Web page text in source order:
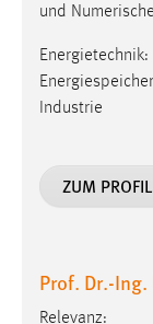
und
Industrie
ZUM PROFIL
Prof. Dr.-Ing.
Relevanz: